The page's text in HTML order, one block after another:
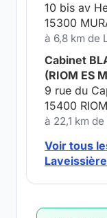
10 bis av
15300
à 6,8 km de
Cabinet
(RIOM ES
9 rue du
15400
à 22,1 km
Voir tous